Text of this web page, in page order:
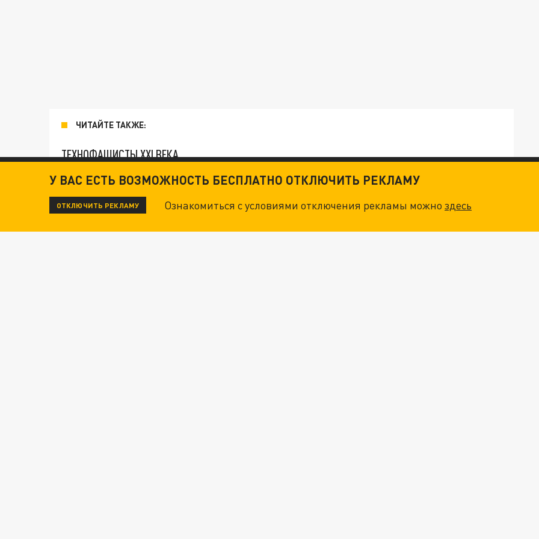
ЧИТАЙТЕ ТАКЖЕ:
ТЕХНОФАШИСТЫ XXI ВЕКА
ДАНЯ С ДАШЕЙ СПАСЛИСЬ ОТ БОЕВИКОВ ВСУ. НО БЕДЫ ДЛЯ МАЛЫШЕЙ НЕ ЗАКОНЧИЛИСЬ
У ВАС ЕСТЬ ВОЗМОЖНОСТЬ БЕСПЛАТНО ОТКЛЮЧИТЬ РЕКЛАМУ
ОТКЛЮЧИТЬ РЕКЛАМУ Ознакомиться с условиями отключения рекламы можноздесь